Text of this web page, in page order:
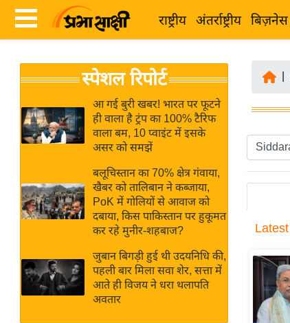
राष्ट्रीय अंतर्राष्ट्रीय बिज़नेस
News
Hindi
Live
News in
Hindi
ख
ब
र
अंतर्राष्ट्रीय
बिज़नेस
विशेषज्ञ
राय
स्पेशल रिपोर्ट
आ गई बुरी खबर! भारत पर फूटने
ही वाला है ट्रंप का 100% टैरिफ
वाला बम, 10 प्वाइंट में इसके
असर को समझें
बलूचिस्तान का 70% क्षेत्र गंवाया,
खैबर को तालिबान ने कब्जाया,
PoK में गोलियों से आवाज को
दबाया, किस पाकिस्तान पर हुकूमत
कर रहे मुनीर-शहबाज?
जुबान बिगड़ी हुई थी उदयनिधि की,
पहली बार मिला सवा शेर, सत्ता में
आते ही विजय ने धरा थलापति
अवतार
Latest